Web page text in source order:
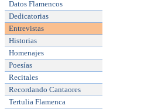
Datos Flamencos
Dedicatorias
Entrevistas
Historias
Homenajes
Poesías
Recitales
Recordando Cantaores
Tertulia Flamenca